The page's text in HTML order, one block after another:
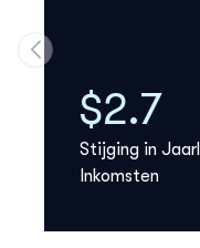
$2.7
Stijging in
Inkomsten
Move to previous